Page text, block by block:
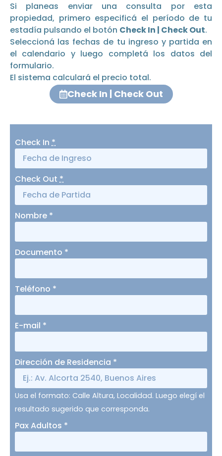
Si planeas enviar una consulta por esta
propiedad, primero especificá el período de tu
estadía pulsando el botón Check In | Check Out.
Seleccioná las fechas de tu ingreso y partida en
el calendario y luego completá los datos del
formulario.
El sistema calculará el precio total.
Check In | Check Out
Check In *
Check Out *
Nombre *
Documento *
Teléfono *
E-mail *
Dirección de Residencia *
Usa el formato: Calle Altura, Localidad. Luego elegí el
resultado sugerido que corresponda.
Pax Adultos *